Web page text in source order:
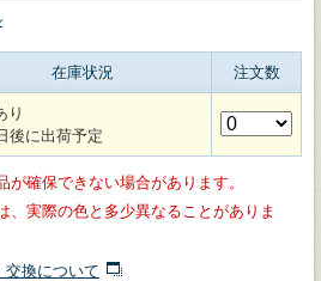
在庫状況 注文数
り
後に出荷予定
確保できない場合があります。
、実際の色と多少異なることがありま
交換について